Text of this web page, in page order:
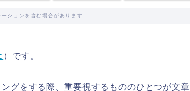
ションを含む場合があります
）です。
グをする際、重要視するもののひとつが文章